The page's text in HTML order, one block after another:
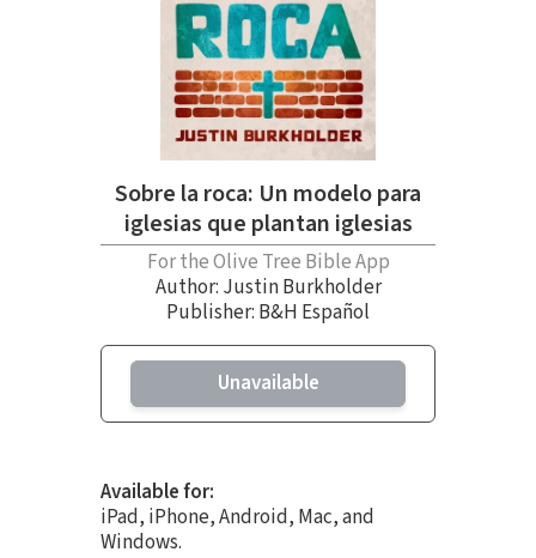
Sobre la roca: Un modelo para
iglesias que plantan iglesias
For the Olive Tree Bible App
Author: Justin Burkholder
Publisher: B&H Español
Unavailable
Available for:
iPad, iPhone, Android, Mac, and
Windows.